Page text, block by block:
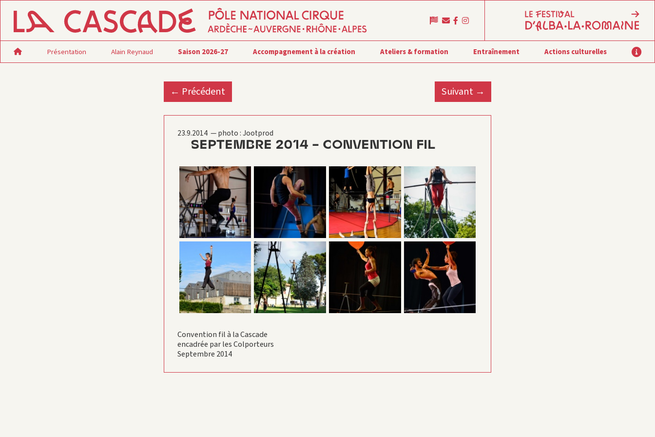
Présentation Alain Reynaud Saison 2026-27 Accompagnement à la création Ateliers & formation Entraînement Actions culturelles
← Précédent Suivant →
23.9.2014 —photo : Jootprod
SEPTEMBRE 2014 – CONVENTION FIL
Convention fil à la Cascade
encadrée par les Colporteurs
Septembre 2014